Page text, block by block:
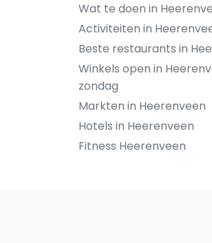
Wat te doen in
Activiteiten in
Beste restaurants in
Winkels open in
zondag
Markten in Heerenveen
Hotels in Heerenveen
Fitness Heerenveen